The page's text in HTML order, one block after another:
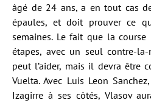
âgé de 24 ans, a en tout cas
épaules, et doit prouver ce
semaines. Le fait que la
étapes, avec un seul contre-
peut l’aider, mais il devra être
Vuelta. Avec Luis Leon
Izagirre à ses côtés, Vlasov